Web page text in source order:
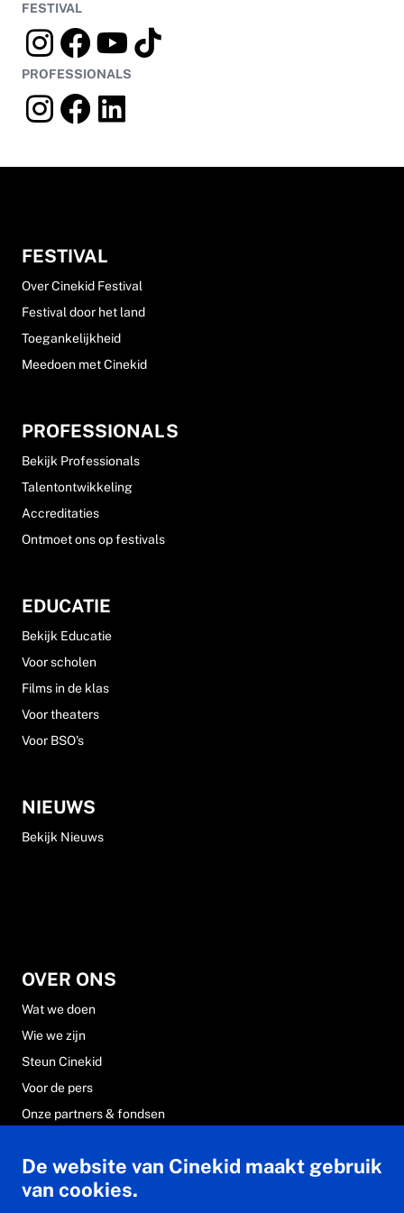
FESTIVAL
PROFESSIONALS
FESTIVAL
Over Cinekid Festival
Festival door het land
Toegankelijkheid
Meedoen met Cinekid
PROFESSIONALS
Bekijk Professionals
Talentontwikkeling
Accreditaties
Ontmoet ons op festivals
EDUCATIE
Bekijk Educatie
Voor scholen
Films in de klas
Voor theaters
Voor BSO's
NIEUWS
Bekijk Nieuws
OVER ONS
Wat we doen
Wie we zijn
Steun Cinekid
Voor de pers
Onze partners & fondsen
Veelgestelde vragen
Contact & team
De website van Cinekid maakt gebruik
van cookies.